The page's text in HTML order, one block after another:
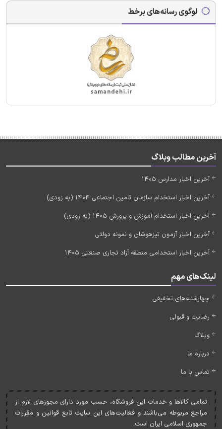
لوگوی رسانه‌های برخط
آخرین مطالب وبلاگ
آخرین اخبار مدارس 1405
آخرین اخبار استخدام سازمان تامین اجتماعی 1404 (به زودی)
آخرین اخبار استخدام آموزش و پرورش 1405 (به زودی)
آخرین اخبار آزمون تیزهوشان و نمونه دولتی
آخرین اخبار استخدامی منطقه آزاد تجاری صنعتی 1405
لینک‌های مهم
چهارشنبه‌های تخفیفی
رضایت و قبولی
وبلاگ
درباره ما
تماس با ما
تمامی کالاها و خدمات اين فروشگاه، حسب مورد دارای مجوزهای لازم از
مراجع مربوطه می‌باشند و فعاليت‌های اين سايت تابع قوانين و مقررات
جمهوری اسلامی ايران است.